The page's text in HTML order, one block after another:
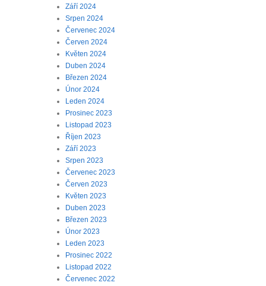
Září 2024
Srpen 2024
Červenec 2024
Červen 2024
Květen 2024
Duben 2024
Březen 2024
Únor 2024
Leden 2024
Prosinec 2023
Listopad 2023
Říjen 2023
Září 2023
Srpen 2023
Červenec 2023
Červen 2023
Květen 2023
Duben 2023
Březen 2023
Únor 2023
Leden 2023
Prosinec 2022
Listopad 2022
Červenec 2022